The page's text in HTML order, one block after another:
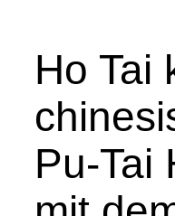
Ho Tai
Pu-Tai